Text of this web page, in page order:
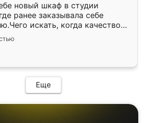
новый шкаф в студии
ранее заказывала себе
искать, когда качеством
Служит кухня уже почти
нет.
Еще